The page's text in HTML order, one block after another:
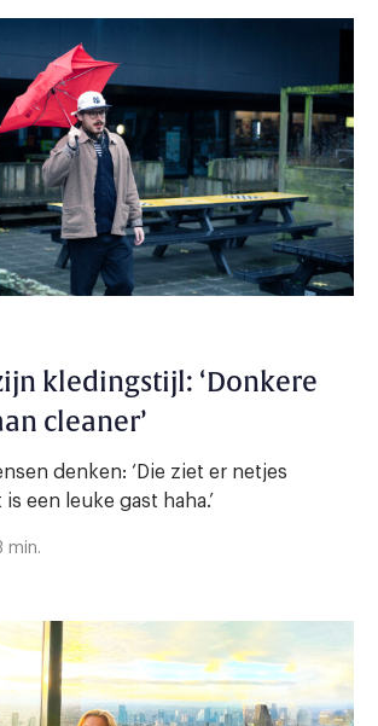
kledingstijl: ‘Donkere
cleaner’
denken: ‘Die ziet er netjes
een leuke gast haha.’
min.